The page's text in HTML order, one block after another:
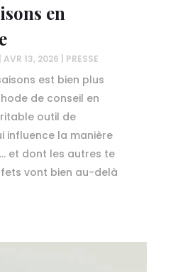
en
AVR 13, 2026 PRESSE
est bien plus
de conseil en
outil de
influence la manière
et dont les autres te
vont bien au-delà